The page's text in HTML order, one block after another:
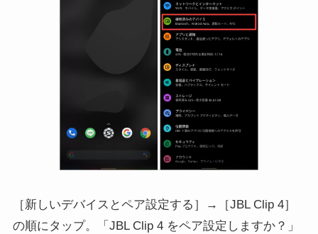
［新しいデバイスとペア設定する］→［JBL Clip 4］
の順にタップ。「JBL Clip 4 をペア設定しますか？」